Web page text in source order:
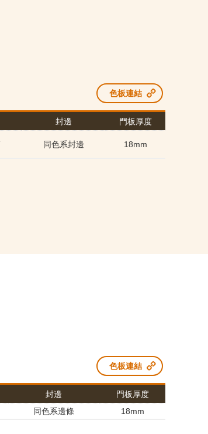
色板連結
封邊 門板厚度
同色系封邊 18mm
色板連結
封邊
門板厚度
同色系邊條 18mm